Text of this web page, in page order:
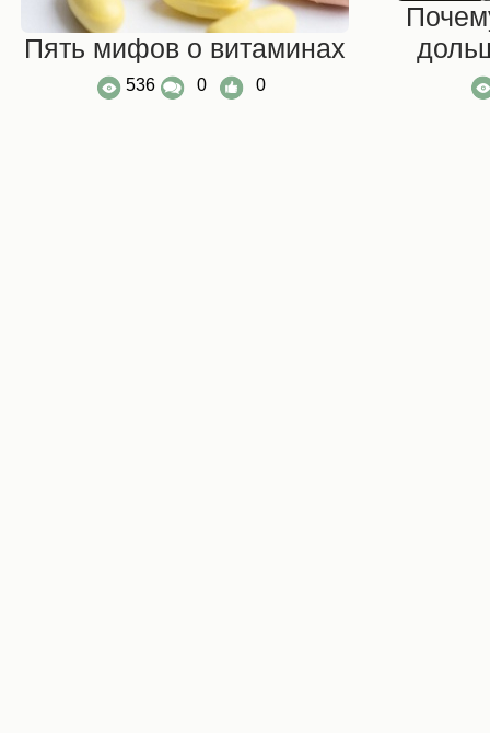
Пять мифов о витаминах
536 0 0